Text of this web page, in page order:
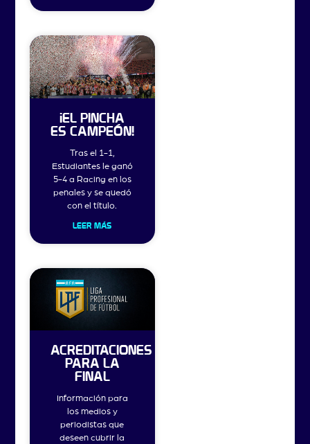
¡EL PINCHA
ES CAMPEÓN!
Tras el 1-1,
Estudiantes le ganó
5-4 a Racing en los
penales y se quedó
con el título.
LEER MÁS
ACREDITACIONES
PARA LA
FINAL
Información para
los medios y
periodistas que
deseen cubrir la